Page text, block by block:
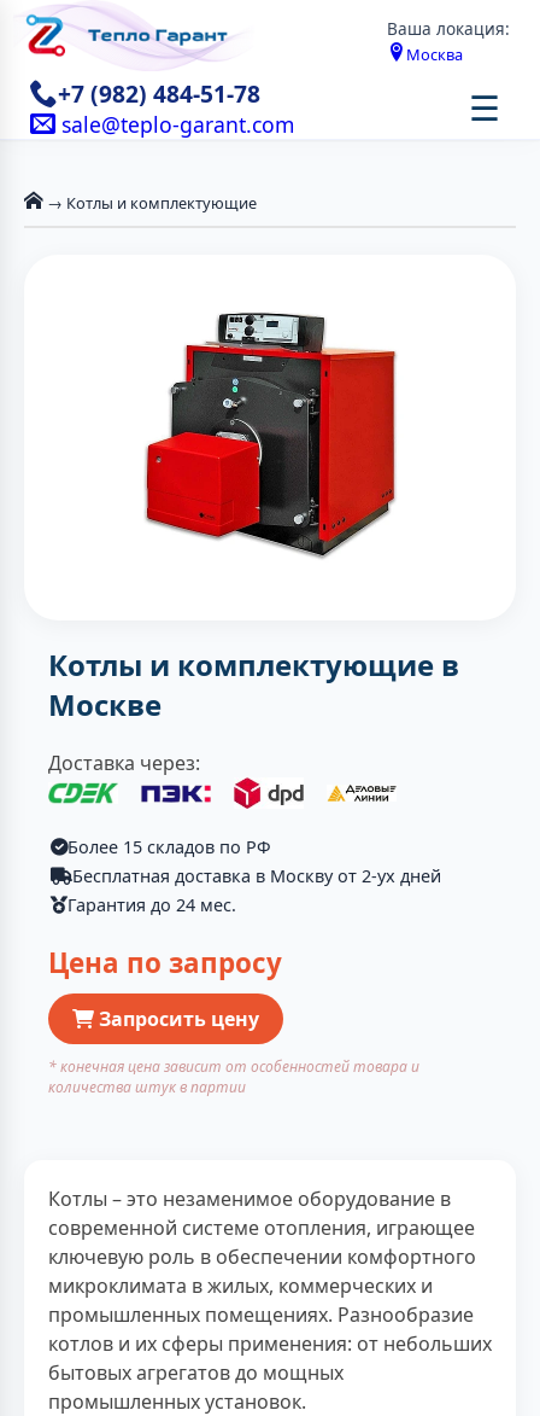
Ваша локация:
Москва
+7 (982) 484-51-78
sale@teplo-garant.com ☰
→ Котлы и комплектующие
Котлы и комплектующие в
Москве
Доставка через:
Более 15 складов по РФ
Бесплатная доставка в Москву от 2-ух дней
Гарантия до 24 мес.
Цена по запросу
Запросить цену
* конечная цена зависит от особенностей товара и
количества штук в партии
Котлы – это незаменимое оборудование в
современной системе отопления, играющее
ключевую роль в обеспечении комфортного
микроклимата в жилых, коммерческих и
промышленных помещениях. Разнообразие
котлов и их сферы применения: от небольших
бытовых агрегатов до мощных
промышленных установок.